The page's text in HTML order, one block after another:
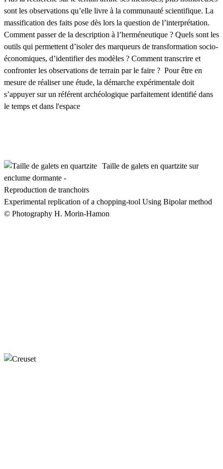
sont les observations qu’elle livre à la communauté scientifique. La
massification des faits pose dès lors la question de l’interprétation.
Comment passer de la description à l’herméneutique ? Quels sont les
outils qui permettent d’isoler des marqueurs de transformation socio-
économiques, d’identifier des modèles ? Comment transcrire et
confronter les observations de terrain par le faire ? Pour être en
mesure de réaliser une étude, la démarche expérimentale doit
s’appuyer sur un référent archéologique parfaitement identifié dans
le temps et dans l'espace
Taille de galets en quartzite sur
enclume dormante -
Reproduction de tranchoirs
Experimental replication of a chopping-tool Using Bipolar method
© Photography H. Morin-Hamon